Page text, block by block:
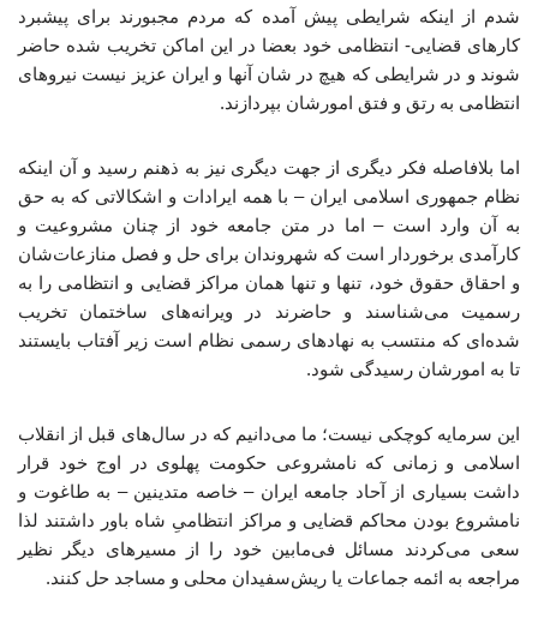
شدم از اینکه شرایطی پیش آمده که مردم مجبورند برای پیشبرد
کارهای قضایی- انتظامی خود بعضا در این اماکن تخریب شده حاضر
شوند و در شرایطی که هیچ در شان آنها و ایران عزیز نیست نیروهای
انتظامی به رتق و فتق امورشان بپردازند.
اما بلافاصله فکر دیگری از جهت دیگری نیز به ذهنم رسید و آن اینکه
نظام جمهوری اسلامی ایران – با همه ایرادات و اشکالاتی که به حق
به آن وارد است – اما در متن جامعه خود از چنان مشروعیت و
کارآمدی‌ برخوردار است که شهروندان برای حل و فصل منازعات‌شان
و احقاق حقوق خود، تنها و تنها همان مراکز قضایی و انتظامی را به
رسمیت می‌شناسند و حاضرند در ویرانه‌های ساختمان تخریب
شده‌ای که منتسب به نهادهای رسمی نظام است زیر آفتاب بایستند
تا به امورشان رسیدگی شود.
این سرمایه کوچکی نیست؛ ما می‌دانیم که در سال‌های قبل از انقلاب
اسلامی و زمانی که نامشروعی حکومت پهلوی در اوج خود قرار
داشت بسیاری از آحاد جامعه ایران – خاصه متدینین – به طاغوت و
نامشروع بودن محاکم قضایی و مراکز انتظامیِ شاه باور داشتند لذا
سعی می‌کردند مسائل فی‌مابین خود را از مسیرهای دیگر نظیر
مراجعه به ائمه جماعات یا ریش‌سفیدان محلی و مساجد حل کنند.